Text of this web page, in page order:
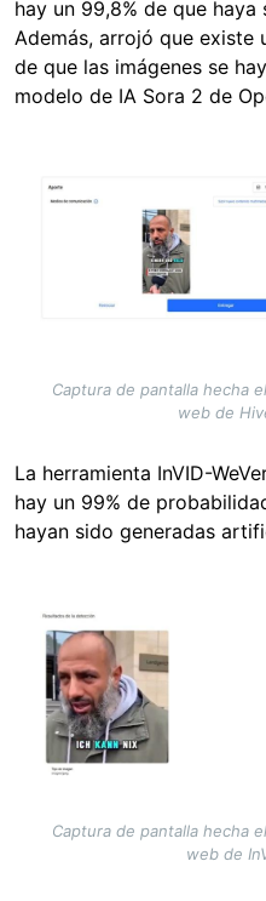
hay un 99,8% de que
Además, arrojó que existe
de que las imágenes se
modelo de IA Sora 2 de
Image
Captura de pantalla hecha
web de
La herramienta InVID-
hay un 99% de
hayan sido generadas
Image
Captura de pantalla hecha
web de